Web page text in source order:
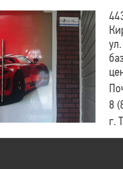
8
г.
8